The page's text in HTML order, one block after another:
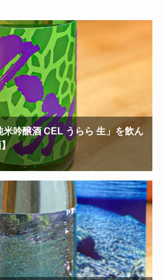
米吟醸酒 CEL うらら 生」を飲ん